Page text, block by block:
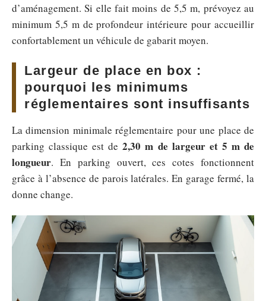
d’aménagement. Si elle fait moins de 5,5 m, prévoyez au
minimum 5,5 m de profondeur intérieure pour accueillir
confortablement un véhicule de gabarit moyen.
Largeur de place en box :
pourquoi les minimums
réglementaires sont insuffisants
La dimension minimale réglementaire pour une place de
parking classique est de2,30 m de largeur et 5 m de
longueur. En parking ouvert, ces cotes fonctionnent
grâce à l’absence de parois latérales. En garage fermé, la
donne change.